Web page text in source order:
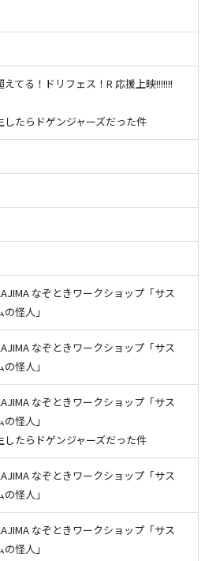
えてる！ドリフェス！R 応援上映!!!!!!!
したらドゲンジャーズだった件
なぞときワークショップ「サス
怪人」
なぞときワークショップ「サス
怪人」
なぞときワークショップ「サス
怪人」
したらドゲンジャーズだった件
なぞときワークショップ「サス
怪人」
なぞときワークショップ「サス
怪人」